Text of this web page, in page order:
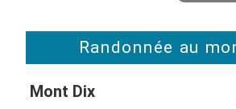
Randonnée au
Mont Dix